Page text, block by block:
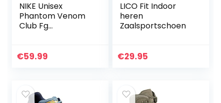
NIKE Unisex
Phantom Venom
Club Fg
€59.99
LICO Fit Indoor
heren
Zaalsportschoen
€29.95